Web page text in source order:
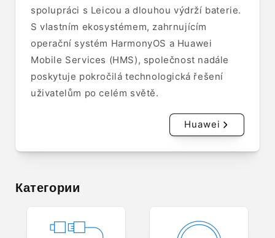
spolupráci s Leicou a dlouhou výdrží baterie.
S vlastním ekosystémem, zahrnujícím
operační systém HarmonyOS a Huawei
Mobile Services (HMS), společnost nadále
poskytuje pokročilá technologická řešení
uživatelům po celém světě.
Huawei
Категории